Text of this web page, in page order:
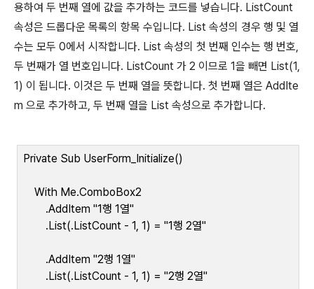
용하여 두 번째 열에 값을 추가하는 코드를 넣습니다. ListCount
속성은 드롭다운 목록의 항목 수입니다. List 속성의 경우 행 및 열
수는 모두 0에서 시작합니다. List 속성의 첫 번째 인수는 행 번호,
두 번째가 열 번호입니다. ListCount 가 2 이므로 1을 빼면 List(1,
1) 이 됩니다. 이것은 두 번째 열을 뜻합니다. 첫 번째 열은 AddIte
m 으로 추가하고, 두 번째 열을 List 속성으로 추가합니다.
Private Sub UserForm_Initialize()
With Me.ComboBox2
.AddItem "1행 1열"
.List(.ListCount - 1, 1) = "1행 2열"
.AddItem "2행 1열"
.List(.ListCount - 1, 1) = "2행 2열"